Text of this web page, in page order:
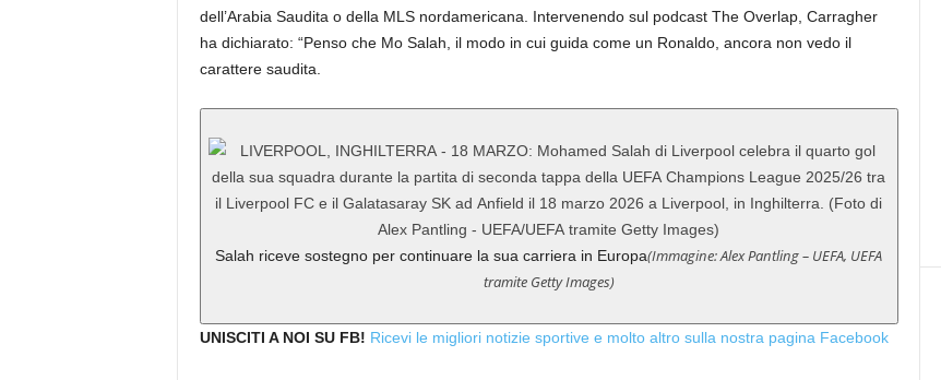
dell’Arabia Saudita o della MLS nordamericana. Intervenendo sul podcast The Overlap, Carragher
ha dichiarato: “Penso che Mo Salah, il modo in cui guida come un Ronaldo, ancora non vedo il
carattere saudita.
Salah riceve sostegno per continuare la sua carriera in Europa(Immagine: Alex Pantling – UEFA, UEFA
tramite Getty Images)
UNISCITI A NOI SU FB! Ricevi le migliori notizie sportive e molto altro sulla nostra pagina Facebook